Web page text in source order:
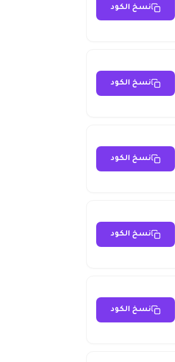
نسخ الكود
نسخ الكود
نسخ الكود
نسخ الكود
نسخ الكود